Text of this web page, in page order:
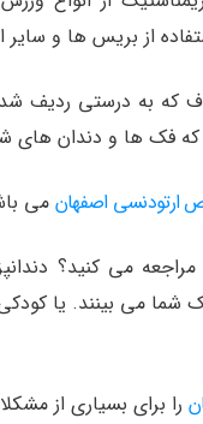
از بریس ها و
به درستی ردیف
که فک ها و دندان
اصفهان می
می کنید؟
شما می بینند. یا
را برای بسیاری از